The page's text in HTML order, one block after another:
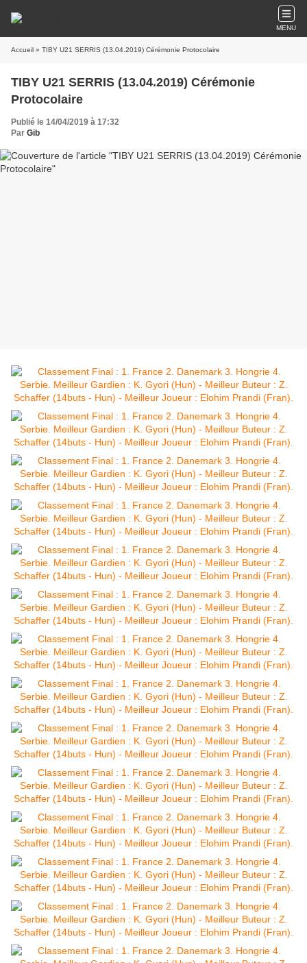
MENU
Accueil » TIBY U21 SERRIS (13.04.2019) Cérémonie Protocolaire
TIBY U21 SERRIS (13.04.2019) Cérémonie
Protocolaire
Publié le 14/04/2019 à 17:32
Par Gib